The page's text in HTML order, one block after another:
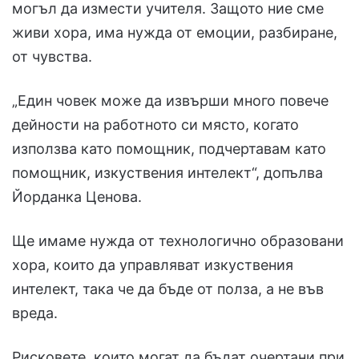
могъл да измести учителя. Защото ние сме
живи хора, има нужда от емоции, разбиране,
от чувства.
„Един човек може да извърши много повече
дейности на работното си място, когато
използва като помощник, подчертавам като
помощник, изкуствения интелект“, допълва
Йорданка Ценова.
Ще имаме нужда от технологично образовани
хора, които да управляват изкуствения
интелект, така че да бъде от полза, а не във
вреда.